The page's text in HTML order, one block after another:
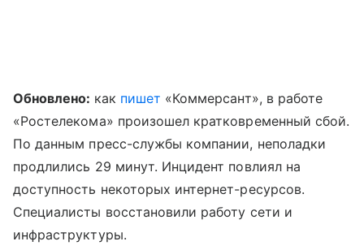
Обновлено: как пишет «Коммерсант», в работе
«Ростелекома» произошел кратковременный сбой.
По данным пресс-службы компании, неполадки
продлились 29 минут. Инцидент повлиял на
доступность некоторых интернет-ресурсов.
Специалисты восстановили работу сети и
инфраструктуры.